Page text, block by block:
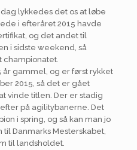
lykkedes det os at løbe
i efteråret 2015 havde
og det andet til
i sidste weekend, så
championatet.
år gammel, og er først rykket
2015, så det er gået
vinde titlen. Der er stadig
på agilitybanerne. Det
i spring, og så kan man jo
til Danmarks Mesterskabet,
til landsholdet.